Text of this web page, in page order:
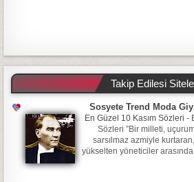
Takip Edilesi
Sosyete Trend Moda
En Güzel 10 Kasım Sözleri -
Sözleri ”Bir milleti,
sarsılmaz azmiyle
yükselten yöneticiler